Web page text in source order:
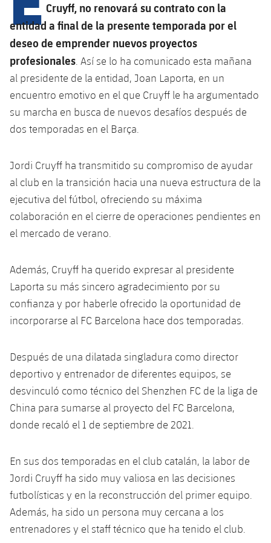
plusicon
más
Instalaciones
Palau Blaugrana
Estadi Johan Cruyff
Barça Cafe
Ciutat Esportiva
La Masia
plusicon
más
Servicios Médicos
Accesibilidad
Acreditaciones
Instalaciones
SUB13
SUB12
SUB11 A
SUB11 B
SUB10 B
SUB9 A
SUB9 B
SUB8 A
SUB13 B
SUB12 C
Entradas
Gameday Shows
Resultados
Clasificación
Fotos
Historia
Base
Junior
Cadete A
Cadete B
Infantil B
Mini
Campus Verano
PLUSICON
MÁS
Primer Equipo
plusicon
más
Actualidad
Calendario
Entradas
Clasificaciones
Fotos
Historia
Barça Atlètic
plusicon
más
Actualidad
Calendario
Resultados
Fotos
Base
Actualidad
Juvenil
Cadete A
Infantil A
Infantil B
PLUSICON
MÁS
Primer equipo
Actualidad
Calendario
Resultados
Clasificaciones
Jugadors
Historia
Barça Atlètic
Actualidad
Calendario
Jugadores
Clasificaciones
Base
plusicon
más
Actualidad
Cadete
Infantil
Alevín
Campus Verano
plusicon
más
Actualidad
Calendario
Entradas
Resultados
Clasificaciones
plusicon
más
Actualidad
Calendario
Resultados
Jugadores
Actualidad
Barça C
Junior
Campus Verano
PLUSICON
MÁS
Información general
plusicon
más
Cruyff, no renovará su contrato con la
entidad a final de la presente temporada por el
deseo de emprender nuevos proyectos
profesionales . Así se lo ha comunicado esta mañana
al presidente de la entidad, Joan Laporta, en un
encuentro emotivo en el que Cruyff le ha argumentado
su marcha en busca de nuevos desafíos después de
dos temporadas en el Barça.
Jordi Cruyff ha transmitido su compromiso de ayudar
al club en la transición hacia una nueva estructura de la
ejecutiva del fútbol, ofreciendo su máxima
colaboración en el cierre de operaciones pendientes en
el mercado de verano.
Además, Cruyff ha querido expresar al presidente
Laporta su más sincero agradecimiento por su
confianza y por haberle ofrecido la oportunidad de
incorporarse al FC Barcelona hace dos temporadas.
Después de una dilatada singladura como director
deportivo y entrenador de diferentes equipos, se
desvinculó como técnico del Shenzhen FC de la liga de
China para sumarse al proyecto del FC Barcelona,
donde recaló el 1 de septiembre de 2021.
En sus dos temporadas en el club catalán, la labor de
Jordi Cruyff ha sido muy valiosa en las decisiones
futbolísticas y en la reconstrucción del primer equipo.
Además, ha sido un persona muy cercana a los
entrenadores y el staff técnico que ha tenido el club.